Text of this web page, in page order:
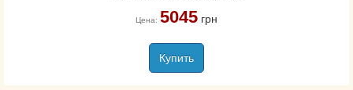
Цена: 5045грн
Купить